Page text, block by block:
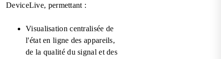
DeviceLive, permettant :
Visualisation centralisée de
l'état en ligne des appareils,
de la qualité du signal et des